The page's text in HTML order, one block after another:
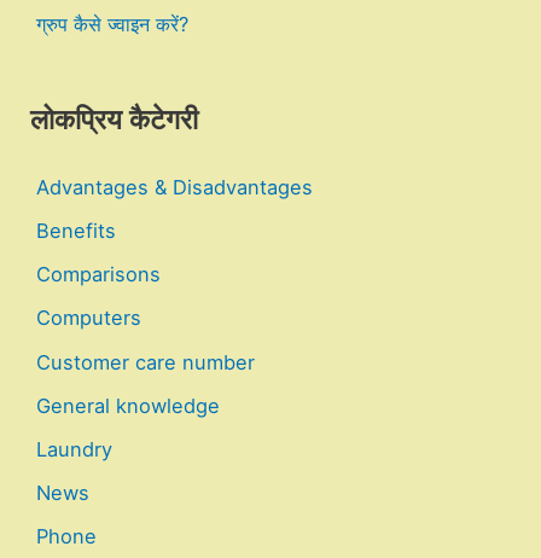
ग्रुप कैसे ज्वाइन करें?
लोकप्रिय कैटेगरी
Advantages & Disadvantages
Benefits
Comparisons
Computers
Customer care number
General knowledge
Laundry
News
Phone